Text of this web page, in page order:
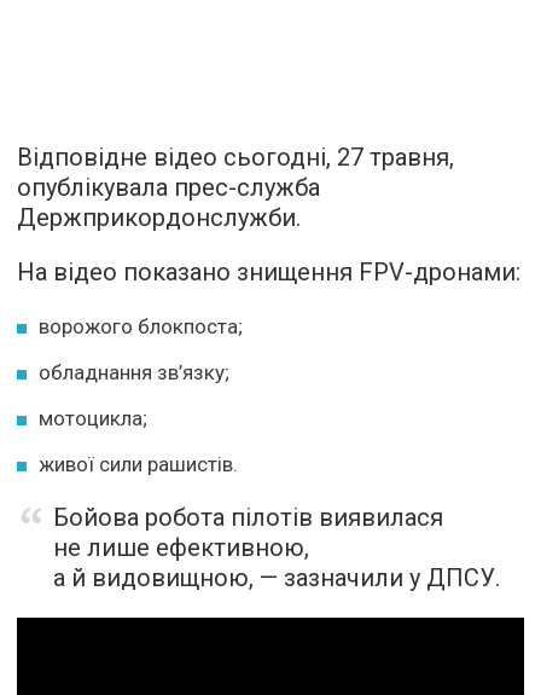
Відповідне відео сьогодні, 27 травня,
опублікувала прес-служба
Держприкордонслужби.
На відео показано знищення FPV-дронами:
ворожого блокпоста;
обладнання зв’язку;
мотоцикла;
живої сили рашистів.
Бойова робота пілотів виявилася
не лише ефективною,
а й видовищною, — зазначили у ДПСУ.